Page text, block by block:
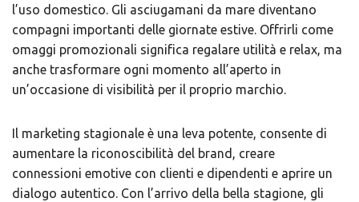
l’uso domestico. Gli asciugamani da mare diventano
compagni importanti delle giornate estive. Offrirli come
omaggi promozionali significa regalare utilità e relax, ma
anche trasformare ogni momento all’aperto in
un’occasione di visibilità per il proprio marchio.
Il marketing stagionale è una leva potente, consente di
aumentare la riconoscibilità del brand, creare
connessioni emotive con clienti e dipendenti e aprire un
dialogo autentico. Con l’arrivo della bella stagione, gli